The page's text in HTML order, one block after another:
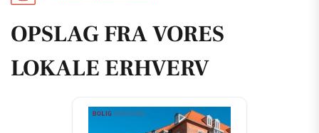
OPSLAG FRA VORES
LOKALE ERHVERV